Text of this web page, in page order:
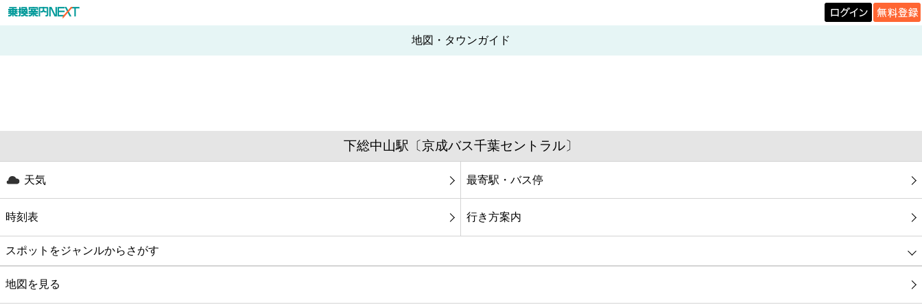
地図・タウンガイド
下総中山駅〔京成バス千葉セントラル〕
天気 最寄駅・バス停
時刻表 行き方案内
スポットをジャンルからさがす
グルメ
地図を見る